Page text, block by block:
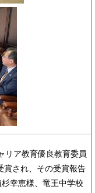
リア教育優良教育委員
賞され、その受賞報告
幸恵様、竜王中学校